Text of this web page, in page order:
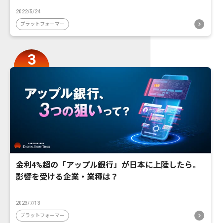
2022/5/24
プラットフォーマー
金利4%超の「アップル銀行」が日本に上陸したら。
影響を受ける企業・業種は？
2023/7/13
プラットフォーマー